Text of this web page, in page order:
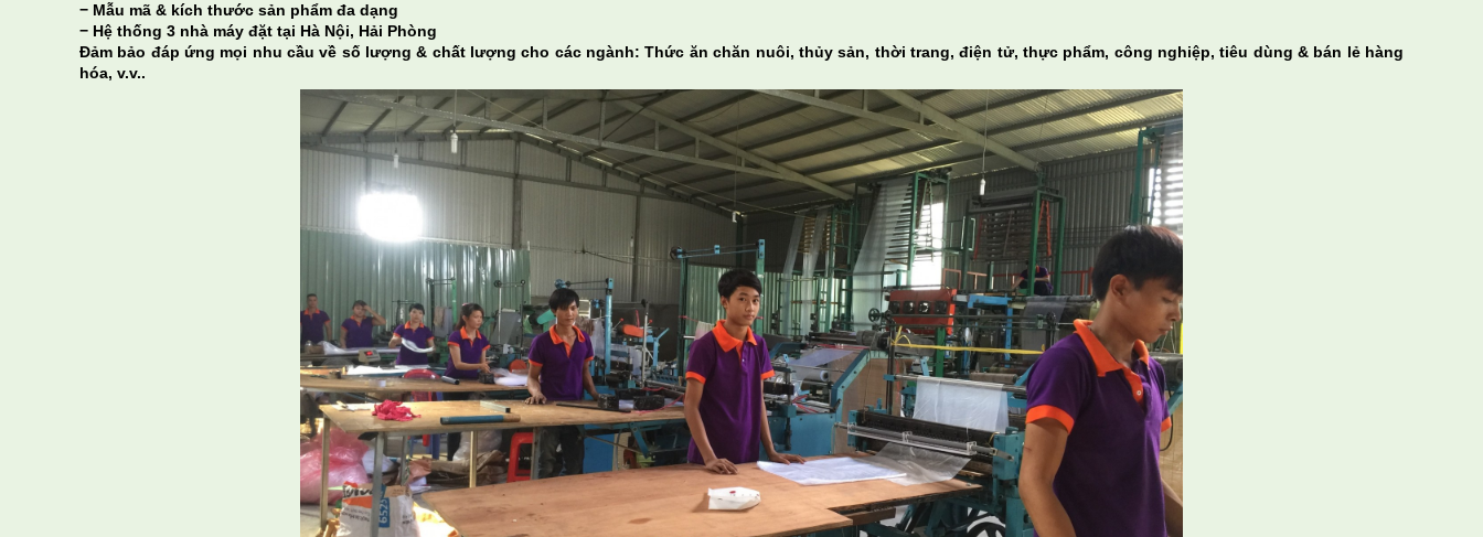
− Mẫu mã & kích thước sản phẩm đa dạng
− Hệ thống 3 nhà máy đặt tại Hà Nội, Hải Phòng
Đảm bảo đáp ứng mọi nhu cầu về số lượng & chất lượng cho các ngành: Thức ăn chăn nuôi, thủy sản, thời trang, điện tử, thực phẩm, công nghiệp, tiêu dùng & bán lẻ hàng
hóa, v.v..